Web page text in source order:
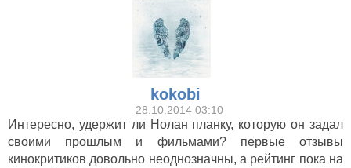
kokobi
28.10.2014 03:10
Интересно, удержит ли Нолан планку, которую он задал
своими прошлым и фильмами? первые отзывы
кинокритиков довольно неоднозначны, а рейтинг пока на